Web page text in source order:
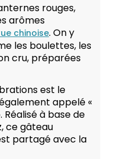
rouges,
arômes
chinoise. On y
les boulettes, les
cru, préparées
est le
appelé «
Réalisé à base de
ce gâteau
partagé avec la